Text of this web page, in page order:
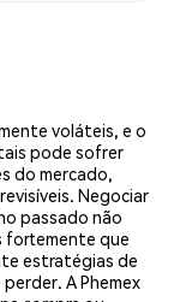
voláteis, e o
pode sofrer
do mercado,
Negociar
passado não
fortemente que
estratégias de
A Phemex